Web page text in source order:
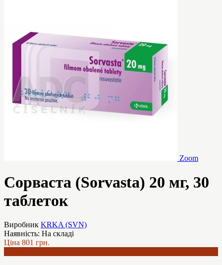
Zoom
Сорваста (Sorvasta) 20 мг, 30
таблеток
Виробник KRKA (SVN)
Наявність: На складі
Ціна 801 грн.